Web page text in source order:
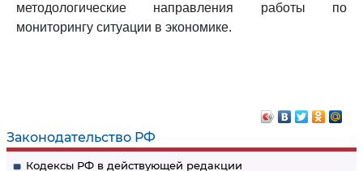
Законодательство РФ
Кодексы РФ в действующей редакции
методологические направления работы по
мониторингу ситуации в экономике.